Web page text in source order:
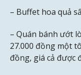
– Buffet hoa quả
– Quán bánh ướt
27.000 đồng một
đồng, giá cả được